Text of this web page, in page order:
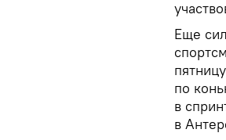
Еще
по
в
в